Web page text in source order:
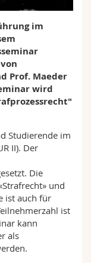
im
Prof. Maeder
wird
Studierende im
II). Der
Die
und
ist auch für
ist
kann
als